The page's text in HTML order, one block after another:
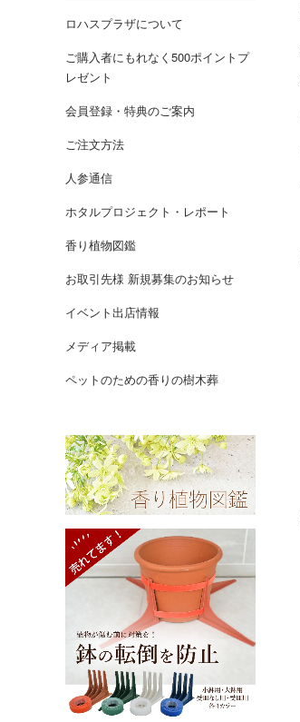
ロハスプラザについて
ご購入者にもれなく500ポイントプ
レゼント
会員登録・特典のご案内
ご注文方法
人参通信
ホタルプロジェクト・レポート
香り植物図鑑
お取引先様 新規募集のお知らせ
イベント出店情報
メディア掲載
ペットのための香りの樹木葬